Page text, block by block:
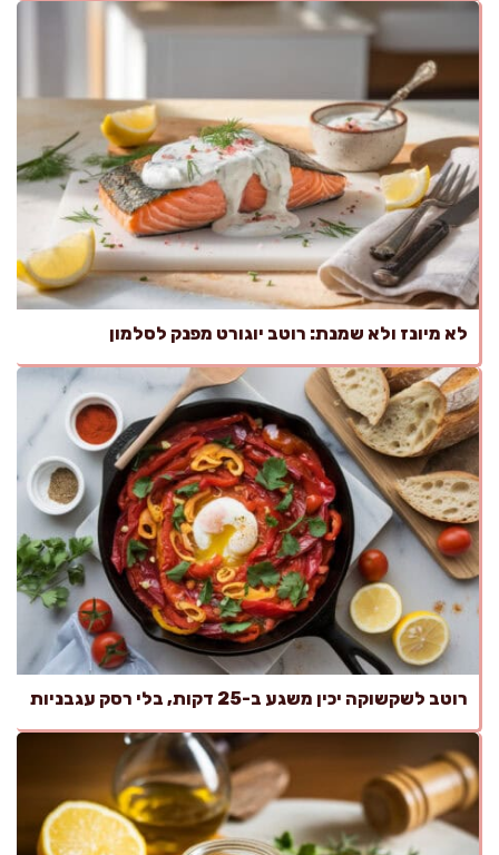
לא מיונז ולא שמנת: רוטב יוגורט מפנק לסלמון
רוטב לשקשוקה יכין משגע ב-25 דקות, בלי רסק עגבניות